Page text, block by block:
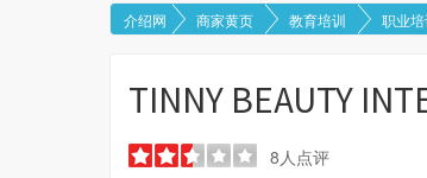
介绍网 商家黄页 教育培训 职业培
TINNY BEAUTY
8人点评